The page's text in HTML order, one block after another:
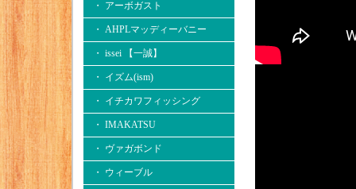
・ アーボガスト
・ AHPLマッディーバニー
・ issei 【一誠】
・ イズム(ism)
・ イチカワフィッシング
・ IMAKATSU
・ ヴァガボンド
・ ウィーブル